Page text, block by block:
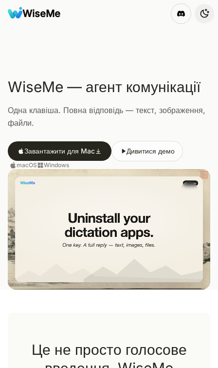
WiseMeWiseMe
WiseMe — агент комунікації
Одна клавіша. Повна відповідь — текст, зображення,
файли.
Завантажити для Mac Дивитися демо
macOS Windows
Це не просто голосове